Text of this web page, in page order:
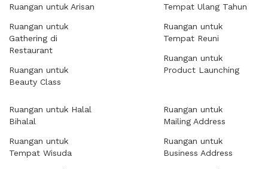
Ruangan untuk Arisan
Ruangan untuk
Gathering di
Restaurant
Ruangan untuk
Beauty Class
Tempat Ulang Tahun
Ruangan untuk
Tempat Reuni
Ruangan untuk
Product Launching
Ruangan untuk Halal
Bihalal
Ruangan untuk
Tempat Wisuda
Ruangan untuk
Mailing Address
Ruangan untuk
Business Address